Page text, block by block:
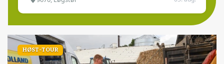
HØST-TOUR